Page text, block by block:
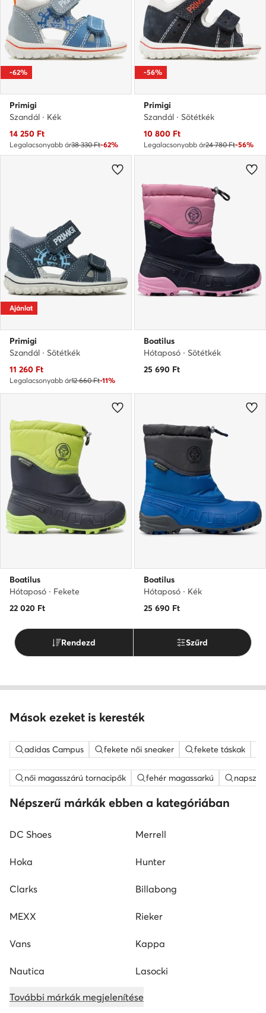
-62%
Primigi
Szandál · Kék
Aktuális ár
14 250 Ft
Legalacsonyabb ár38 330 Ft-62%
-56%
Primigi
Szandál · Sötétkék
Aktuális ár
10 800 Ft
Legalacsonyabb ár24 780 Ft-56%
Ajánlat
Primigi
Szandál · Sötétkék
Aktuális ár
11 260 Ft
Legalacsonyabb ár12 660 Ft-11%
Boatilus
Hótaposó · Sötétkék
25 690 Ft
Boatilus
Hótaposó · Fekete
22 020 Ft
Boatilus
Hótaposó · Kék
25 690 Ft
Rendezd Szűrd
Mások ezeket is keresték
adidas Campus fekete női sneaker fekete táskak
női magasszárú tornacipők fehér magassarkú
Népszerű márkák ebben a kategóriában
DC Shoes Merrell
Hoka Hunter
Clarks Billabong
MEXX Rieker
Vans Kappa
Nautica Lasocki
További márkák megjelenítése